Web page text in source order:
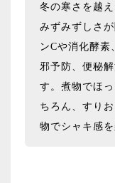
冬の寒さを越
みずみずしさ
ンCや消化酵
邪予防、便秘
す。煮物でほ
ちろん、すり
物でシャキ感